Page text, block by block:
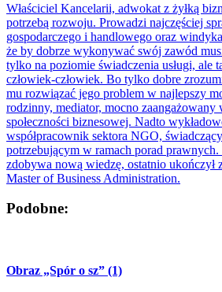
Właściciel Kancelarii, adwokat z żyłką
potrzebą rozwoju. Prowadzi najczęściej
gospodarczego i handlowego oraz
że by dobrze wykonywać swój zawód
tylko na poziomie świadczenia usługi, ale
człowiek-człowiek. Bo tylko dobre
mu rozwiązać jego problem w najlepszy
rodzinny, mediator, mocno zaangażowany
społeczności biznesowej. Nadto
współpracownik sektora NGO,
potrzebującym w ramach porad prawnych.
zdobywa nową wiedzę, ostatnio ukończył
Master of Business Administration.
Podobne:
Obraz „Spór o sz” (1)